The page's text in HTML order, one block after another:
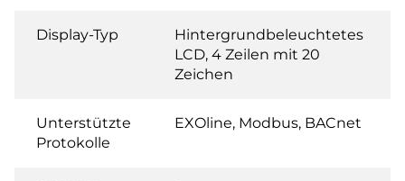
Display-Typ
Hintergrundbeleuchtetes
LCD, 4 Zeilen mit 20
Zeichen
Unterstützte
Protokolle
EXOline, Modbus, BACnet